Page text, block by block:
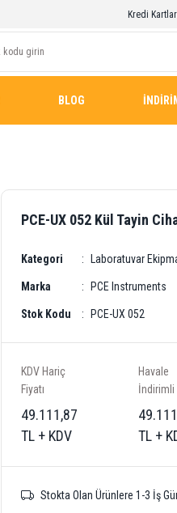
Kredi
BLOG
PCE-UX 052 Kül Tayin
Kategori Laboratuvar
Marka PCE Instruments
Stok Kodu PCE-UX 052
KDV Hariç
Fiyatı
49.111,87
TL + KDV
Havale
İndirimli
TL +
Stokta Olan Ürünlere 1-3 İş